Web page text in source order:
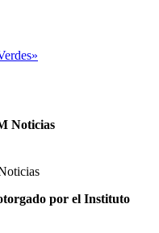
Noticias
por el Instituto